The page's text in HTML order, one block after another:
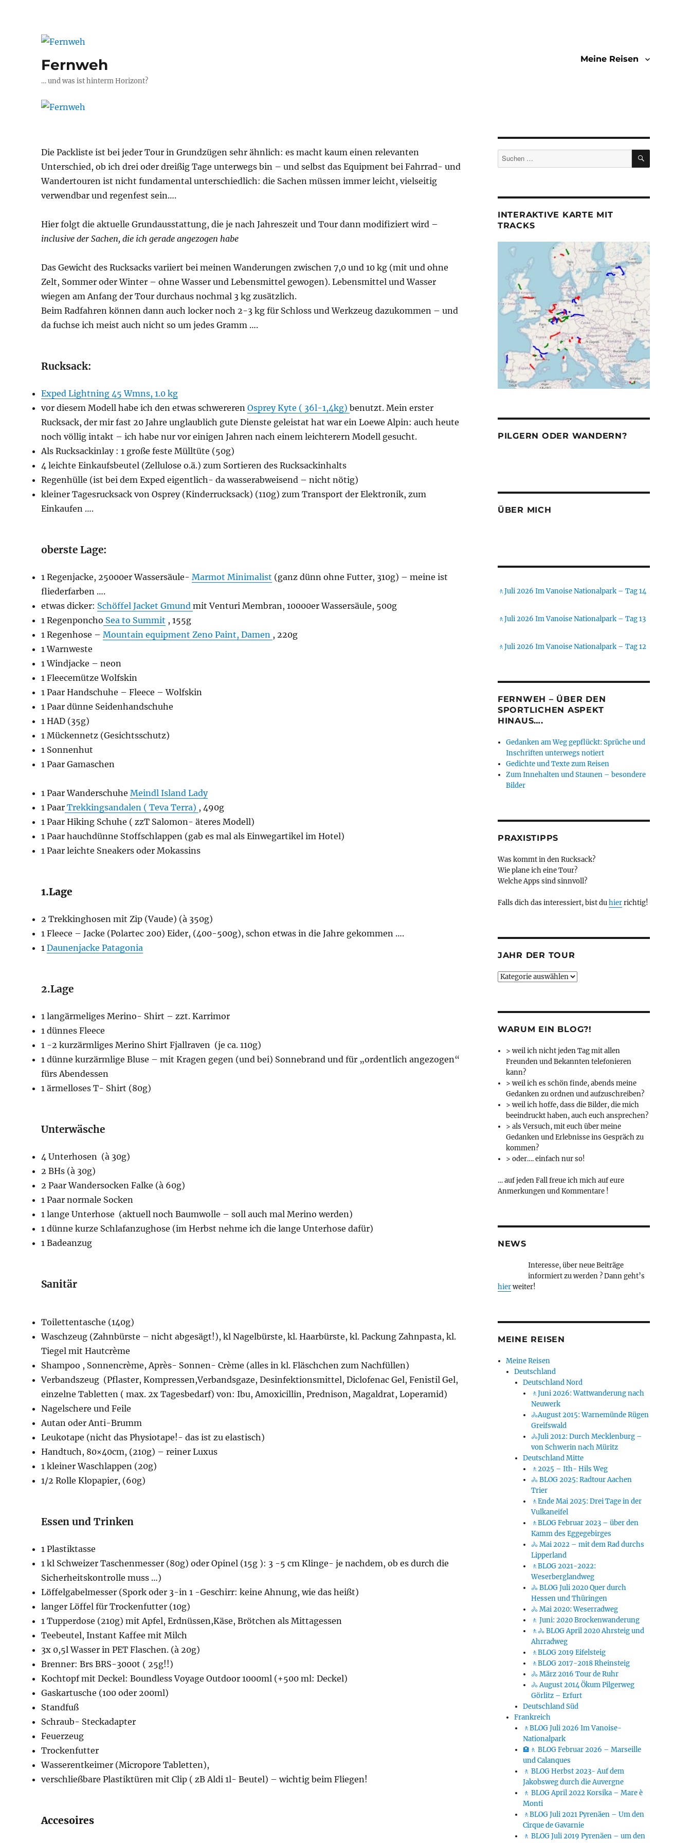
Fernweh
… und was ist hinterm Horizont?
Meine Reisen
Die Packliste ist bei jeder Tour in Grundzügen sehr ähnlich: es macht kaum einen relevanten
Unterschied, ob ich drei oder dreißig Tage unterwegs bin – und selbst das Equipment bei Fahrrad- und
Wandertouren ist nicht fundamental unterschiedlich: die Sachen müssen immer leicht, vielseitig
verwendbar und regenfest sein….
Hier folgt die aktuelle Grundausstattung, die je nach Jahreszeit und Tour dann modifiziert wird –
inclusive der Sachen, die ich gerade angezogen habe
Das Gewicht des Rucksacks variiert bei meinen Wanderungen zwischen 7,0 und 10 kg (mit und ohne
Zelt, Sommer oder Winter – ohne Wasser und Lebensmittel gewogen). Lebensmittel und Wasser
wiegen am Anfang der Tour durchaus nochmal 3 kg zusätzlich.
Beim Radfahren können dann auch locker noch 2-3 kg für Schloss und Werkzeug dazukommen – und
da fuchse ich meist auch nicht so um jedes Gramm ….
Rucksack:
Exped Lightning 45 Wmns, 1.0 kg
vor diesem Modell habe ich den etwas schwererenOsprey Kyte ( 36l-1,4kg)benutzt. Mein erster
Rucksack, der mir fast 20 Jahre unglaublich gute Dienste geleistat hat war ein Loewe Alpin: auch heute
noch völlig intakt – ich habe nur vor einigen Jahren nach einem leichterern Modell gesucht.
Als Rucksackinlay : 1 große feste Mülltüte (50g)
4 leichte Einkaufsbeutel (Zellulose o.ä.) zum Sortieren des Rucksackinhalts
Regenhülle (ist bei dem Exped eigentlich- da wasserabweisend – nicht nötig)
kleiner Tagesrucksack von Osprey (Kinderrucksack) (110g) zum Transport der Elektronik, zum
Einkaufen ….
oberste Lage:
1 Regenjacke, 25000er Wassersäule-Marmot Minimalist (ganz dünn ohne Futter, 310g) – meine ist
fliederfarben ….
etwas dicker: Schöffel Jacket Gmundmit Venturi Membran, 10000er Wassersäule, 500g
1 Regenponcho Sea to Summit , 155g
1 Regenhose –Mountain equipment Zeno Paint, Damen , 220g
1 Warnweste
1 Windjacke – neon
1 Fleecemütze Wolfskin
1 Paar Handschuhe – Fleece – Wolfskin
1 Paar dünne Seidenhandschuhe
1 HAD (35g)
1 Mückennetz (Gesichtsschutz)
1 Sonnenhut
1 Paar Gamaschen
1 Paar WanderschuheMeindl Island Lady
1 Paar Trekkingsandalen ( Teva Terra) , 490g
1 Paar Hiking Schuhe ( zzT Salomon- äteres Modell)
1 Paar hauchdünne Stoffschlappen (gab es mal als Einwegartikel im Hotel)
1 Paar leichte Sneakers oder Mokassins
1.Lage
2 Trekkinghosen mit Zip (Vaude) (à 350g)
1 Fleece – Jacke (Polartec 200) Eider, (400-500g), schon etwas in die Jahre gekommen ….
1Daunenjacke Patagonia
2.Lage
1 langärmeliges Merino- Shirt – zzt. Karrimor
1 dünnes Fleece
1 -2 kurzärmliges Merino Shirt Fjallraven (je ca. 110g)
1 dünne kurzärmlige Bluse – mit Kragen gegen (und bei) Sonnebrand und für „ordentlich angezogen“
fürs Abendessen
1 ärmelloses T- Shirt (80g)
Unterwäsche
4 Unterhosen (à 30g)
2 BHs (à 30g)
2 Paar Wandersocken Falke (à 60g)
1 Paar normale Socken
1 lange Unterhose (aktuell noch Baumwolle – soll auch mal Merino werden)
1 dünne kurze Schlafanzughose (im Herbst nehme ich die lange Unterhose dafür)
1 Badeanzug
Sanitär
Toilettentasche (140g)
Waschzeug (Zahnbürste – nicht abgesägt!), kl Nagelbürste, kl. Haarbürste, kl. Packung Zahnpasta, kl.
Tiegel mit Hautcrème
Shampoo , Sonnencrème, Après- Sonnen- Crème (alles in kl. Fläschchen zum Nachfüllen)
Verbandszeug (Pflaster, Kompressen,Verbandsgaze, Desinfektionsmittel, Diclofenac Gel, Fenistil Gel,
einzelne Tabletten ( max. 2x Tagesbedarf) von: Ibu, Amoxicillin, Prednison, Magaldrat, Loperamid)
Nagelschere und Feile
Autan oder Anti-Brumm
Leukotape (nicht das Physiotape!- das ist zu elastisch)
Handtuch, 80×40cm, (210g) – reiner Luxus
1 kleiner Waschlappen (20g)
1/2 Rolle Klopapier, (60g)
Essen und Trinken
1 Plastiktasse
1 kl Schweizer Taschenmesser (80g) oder Opinel (15g ): 3 -5 cm Klinge- je nachdem, ob es durch die
Sicherheitskontrolle muss …)
Löffelgabelmesser (Spork oder 3-in 1 -Geschirr: keine Ahnung, wie das heißt)
langer Löffel für Trockenfutter (10g)
1 Tupperdose (210g) mit Apfel, Erdnüssen,Käse, Brötchen als Mittagessen
Teebeutel, Instant Kaffee mit Milch
3x 0,5l Wasser in PET Flaschen. (à 20g)
Brenner: Brs BRS-3000t ( 25g!!)
Kochtopf mit Deckel: Boundless Voyage Outdoor 1000ml (+500 ml: Deckel)
Gaskartusche (100 oder 200ml)
Standfuß
Schraub- Steckadapter
Feuerzeug
Trockenfutter
Wasserentkeimer (Micropore Tabletten),
verschließbare Plastiktüren mit Clip ( zB Aldi 1l- Beutel) – wichtig beim Fliegen!
Accesoires
Suchen
nach:
SUCHEN
INTERAKTIVE KARTE MIT
TRACKS
PILGERN ODER WANDERN?
ÜBER MICH
🚶Juli 2026 Im Vanoise Nationalpark – Tag 14
🚶Juli 2026 Im Vanoise Nationalpark – Tag 13
🚶Juli 2026 Im Vanoise Nationalpark – Tag 12
FERNWEH – ÜBER DEN
SPORTLICHEN ASPEKT
HINAUS….
Gedanken am Weg gepflückt: Sprüche und
Inschriften unterwegs notiert
Gedichte und Texte zum Reisen
Zum Innehalten und Staunen – besondere
Bilder
PRAXISTIPPS
Was kommt in den Rucksack?
Wie plane ich eine Tour?
Welche Apps sind sinnvoll?
Falls dich das interessiert, bist duhierrichtig!
JAHR DER TOUR
Jahr
WARUM EIN BLOG?!
> weil ich nicht jeden Tag mit allen
Freunden und Bekannten telefonieren
kann?
> weil ich es schön finde, abends meine
Gedanken zu ordnen und aufzuschreiben?
> weil ich hoffe, dass die Bilder, die mich
beeindruckt haben, auch euch ansprechen?
> als Versuch, mit euch über meine
Gedanken und Erlebnisse ins Gespräch zu
kommen?
> oder…. einfach nur so!
… auf jeden Fall freue ich mich auf eure
Anmerkungen und Kommentare !
NEWS
Interesse, über neue Beiträge
informiert zu werden ? Dann geht’s
hierweiter!
MEINE REISEN
Meine Reisen
Deutschland
Deutschland Nord
🚶Juni 2026: Wattwanderung nach
Neuwerk
🚴August 2015: Warnemünde Rügen
Greifswald
🚴Juli 2012: Durch Mecklenburg –
von Schwerin nach Müritz
Deutschland Mitte
🚶2025 – Ith- Hils Weg
🚴 BLOG 2025: Radtour Aachen
Trier
🚶Ende Mai 2025: Drei Tage in der
Vulkaneifel
🚶BLOG Februar 2023 – über den
Kamm des Eggegebirges
🚴 Mai 2022 – mit dem Rad durchs
Lipperland
🚶BLOG 2021-2022:
Weserberglandweg
🚴 BLOG Juli 2020 Quer durch
Hessen und Thüringen
🚴 Mai 2020: Weserradweg
🚶 Juni: 2020 Brockenwanderung
🚶🚴 BLOG April 2020 Ahrsteig und
Ahrradweg
🚶BLOG 2019 Eifelsteig
🚶BLOG 2017-2018 Rheinsteig
🚴 März 2016 Tour de Ruhr
🚴 August 2014 Ökum Pilgerweg
Görlitz – Erfurt
Deutschland Süd
Frankreich
🚶BLOG Juli 2026 Im Vanoise-
Nationalpark
🏨🚶 BLOG Februar 2026 – Marseille
und Calanques
🚶 BLOG Herbst 2023- Auf dem
Jakobsweg durch die Auvergne
🚶 BLOG April 2022 Korsika – Mare è
Monti
🚶BLOG Juli 2021 Pyrenäen – Um den
Cirque de Gavarnie
🚶 BLOG Juli 2019 Pyrenäen – um den